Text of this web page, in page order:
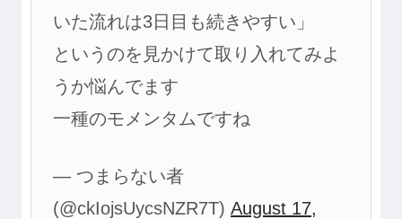
いた流れは3日目も続きやすい」
というのを見かけて取り入れてみよ
うか悩んでます
一種のモメンタムですね
— つまらない者
(@ckIojsUycsNZR7T) August 17,